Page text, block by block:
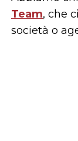
Team, che
società o